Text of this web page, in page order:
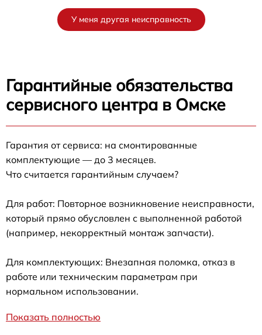
У меня другая неисправность
Гарантийные обязательства
сервисного центра в Омске
Гарантия от сервиса: на смонтированные
комплектующие — до 3 месяцев.
Что считается гарантийным случаем?
Для работ: Повторное возникновение неисправности,
который прямо обусловлен с выполненной работой
(например, некорректный монтаж запчасти).
Для комплектующих: Внезапная поломка, отказ в
работе или техническим параметрам при
нормальном использовании.
Показать полностью